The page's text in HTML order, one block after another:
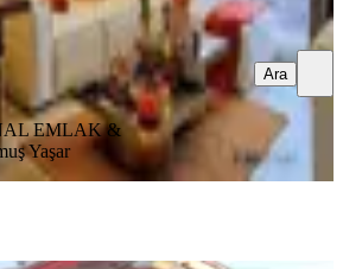
EMLAK &
Yaşar
Ara